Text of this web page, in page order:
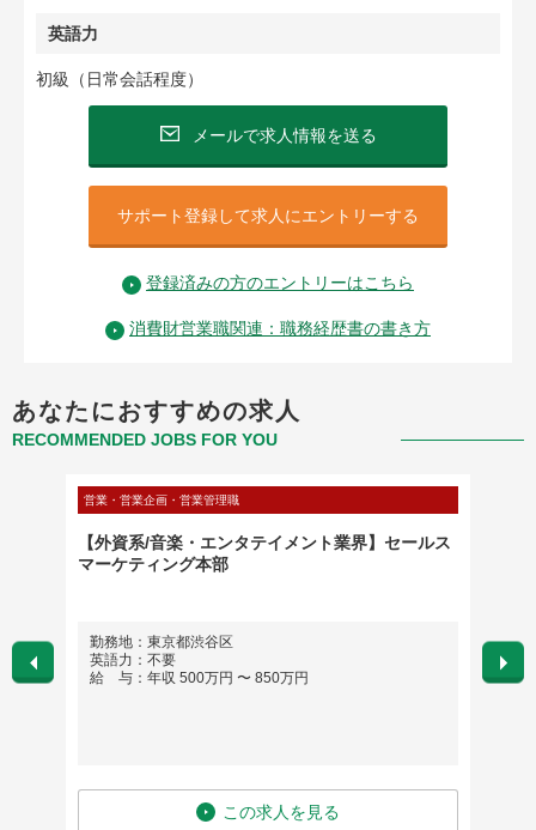
英語力
初級（日常会話程度）
メールで求人情報を送る
サポート登録して求人にエントリーする
登録済みの方のエントリーはこちら
消費財営業職関連：職務経歴書の書き方
あなたにおすすめの求人
RECOMMENDED JOBS FOR YOU
営業・営業企画・営業管理職
【外資系/音楽・エンタテイメント業界】セールス
マーケティング本部
勤務地：東京都渋谷区
英語力：不要
給 与：年収 500万円 〜 850万円
この求人を見る
勤務
英語
給